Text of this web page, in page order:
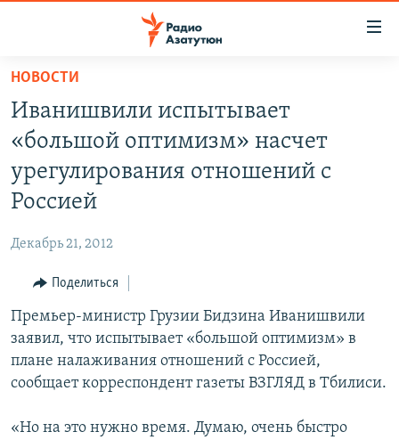
Перейти
основному
содержанию
основной
Перейти
поиску
НОВОСТИ
ОБЩЕСТВО
РЕГИОН
НАГОРНЫЙ КАРАБАХ
КУЛЬТУРА
СПОРТ
АРХИВ
Հայերեն
НОВОСТИ
Иванишвили испытывает
«большой оптимизм» насчет
урегулирования отношений с
Россией
Декабрь 21, 2012
Поделиться
Премьер-министр Грузии Бидзина Иванишвили
заявил, что испытывает «большой оптимизм» в
плане налаживания отношений с Россией,
сообщает корреспондент газеты ВЗГЛЯД в Тбилиси.
«Но на это нужно время. Думаю, очень быстро